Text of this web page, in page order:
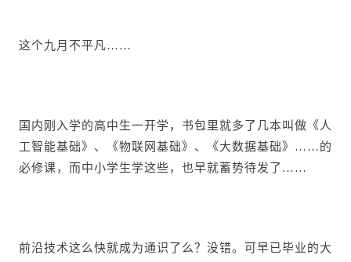
这个九月不平凡……
国内刚入学的高中生一开学，书包里就多了几本叫做《人
工智能基础》、《物联网基础》、《大数据基础》……的
必修课，而中小学生学这些，也早就蓄势待发了……
前沿技术这么快就成为通识了么？没错。可早已毕业的大